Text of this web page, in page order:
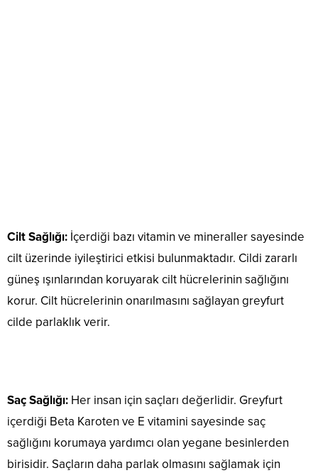
Cilt Sağlığı: İçerdiği bazı vitamin ve mineraller sayesinde
cilt üzerinde iyileştirici etkisi bulunmaktadır. Cildi zararlı
güneş ışınlarından koruyarak cilt hücrelerinin sağlığını
korur. Cilt hücrelerinin onarılmasını sağlayan greyfurt
cilde parlaklık verir.
Saç Sağlığı: Her insan için saçları değerlidir. Greyfurt
içerdiği Beta Karoten ve E vitamini sayesinde saç
sağlığını korumaya yardımcı olan yegane besinlerden
birisidir. Saçların daha parlak olmasını sağlamak için